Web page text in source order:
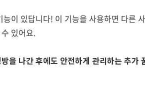
이 있답니다! 이 기능을 사용하면 다른
있어요.
을 나간 후에도 안전하게 관리하는 추가